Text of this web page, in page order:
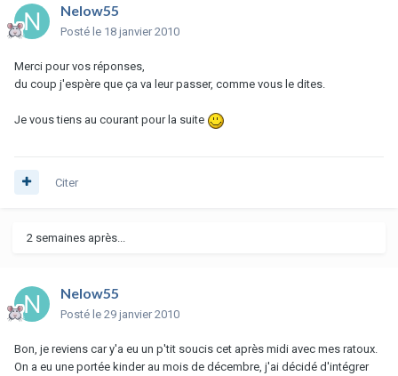
Nelow55
Posté le 18 janvier 2010
Merci pour vos réponses,
du coup j'espère que ça va leur passer, comme vous le dites.
Je vous tiens au courant pour la suite
Citer
2 semaines après...
Nelow55
Posté le 29 janvier 2010
Bon, je reviens car y'a eu un p'tit soucis cet après midi avec mes ratoux.
On a eu une portée kinder au mois de décembre, j'ai décidé d'intégrer